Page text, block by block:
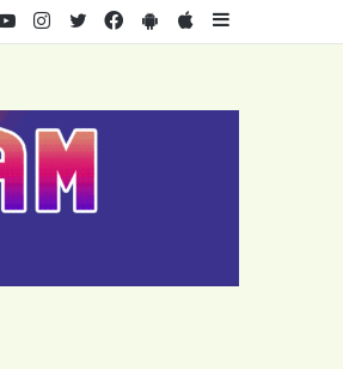
AppStore
PlayStore
Facebook
Twitter
Instagram
Youtube